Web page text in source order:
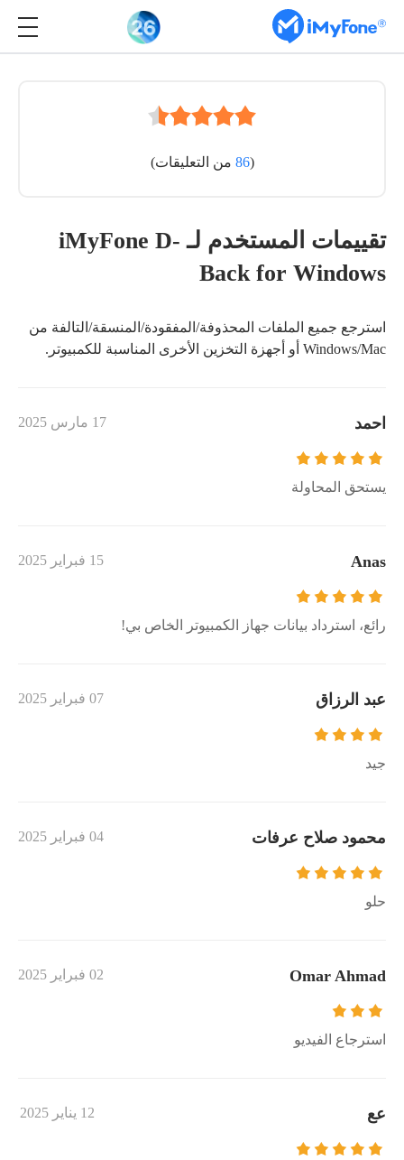
(
86 من التعليقات)
تقييمات المستخدم لـ iMyFone D-
Back for Windows
استرجع جميع الملفات المحذوفة/المفقودة/المنسقة/التالفة من
Windows/Mac أو أجهزة التخزين الأخرى المناسبة للكمبيوتر.
احمد 17 مارس 2025
يستحق المحاولة
Anas 15 فبراير 2025
رائع، استرداد بيانات جهاز الكمبيوتر الخاص بي!
عبد الرزاق 07 فبراير 2025
جيد
محمود صلاح عرفات 04 فبراير 2025
حلو
Omar Ahmad 02 فبراير 2025
استرجاع الفيديو
عع 12 يناير 2025